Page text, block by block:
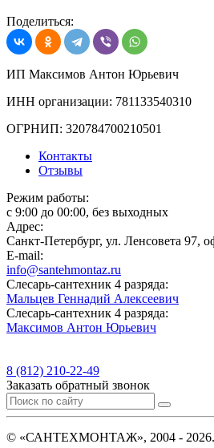
Поделиться:
ИП Максимов Антон Юрьевич
ИНН организации: 781133540310
ОГРНИП: 320784700210501
Контакты
Отзывы
Режим работы:
с 9:00 до 00:00, без выходных
Адрес:
Санкт-Петербург, ул. Ленсовета 97,
E-mail:
info@santehmontaz.ru
Слесарь-сантехник 4 разряда:
Мальцев Геннадий Алексеевич
Слесарь-сантехник 4 разряда:
Максимов Антон Юрьевич
8 (812) 210-22-49
Заказать обратный звонок
© «САНТЕХМОНТАЖ», 2004 - 2026.